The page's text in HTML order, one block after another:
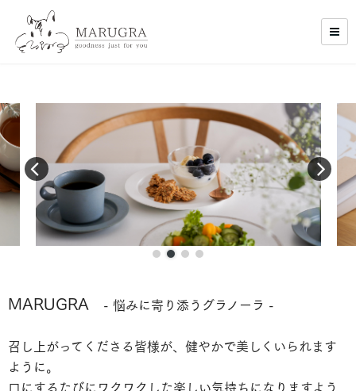
MARUGRA - 悩みに寄り添うグラノーラ -
召し上がってくださる皆様が、健やかで美しくいられます
ように。
口にするたびにワクワクした楽しい気持ちになりますよう